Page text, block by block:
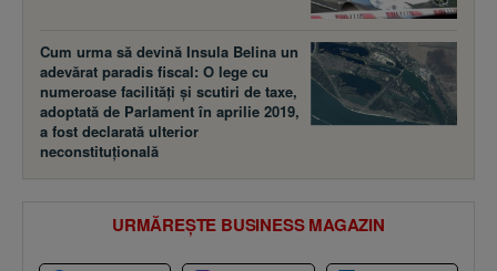
Cum urma să devină Insula Belina un
adevărat paradis fiscal: O lege cu
numeroase facilităţi şi scutiri de taxe,
adoptată de Parlament în aprilie 2019,
a fost declarată ulterior
neconstituţională
URMĂREȘTE BUSINESS MAGAZIN